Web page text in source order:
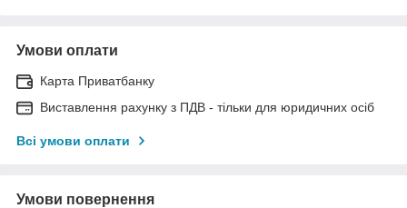
Умови оплати
Карта Приватбанку
Виставлення рахунку з ПДВ - тільки для юридичних осіб
Всі умови оплати
Умови повернення